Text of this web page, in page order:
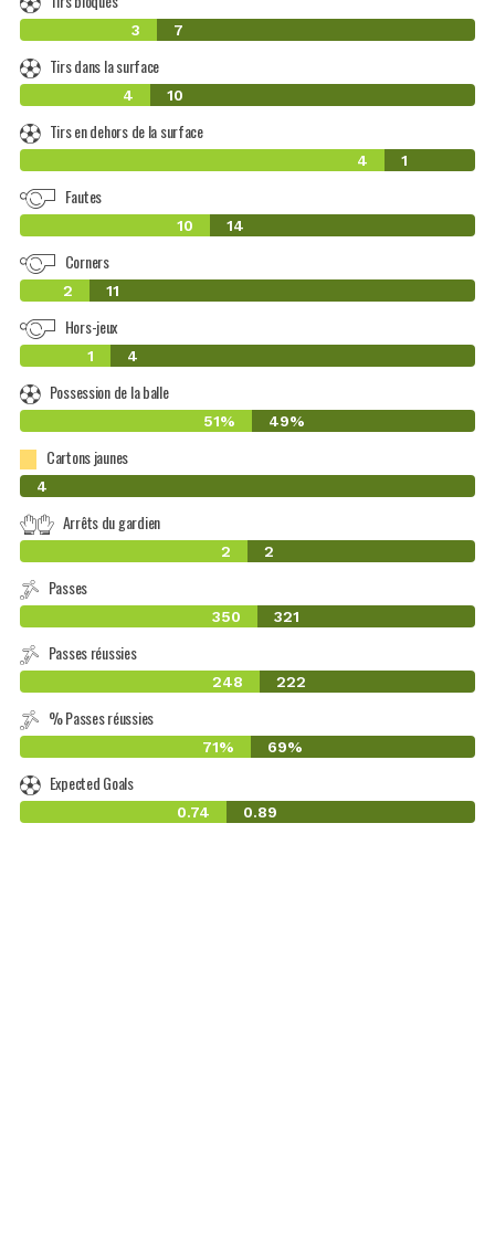
3 7
Tirs dans la surface
4 10
Tirs en dehors de la surface
4 1
Fautes
10 14
Corners
2 11
Hors-jeux
1 4
Possession de la balle
51% 49%
Cartons jaunes
0
4
Arrêts du gardien
2 2
Passes
350 321
Passes réussies
248 222
% Passes réussies
71% 69%
Expected Goals
0.74 0.89